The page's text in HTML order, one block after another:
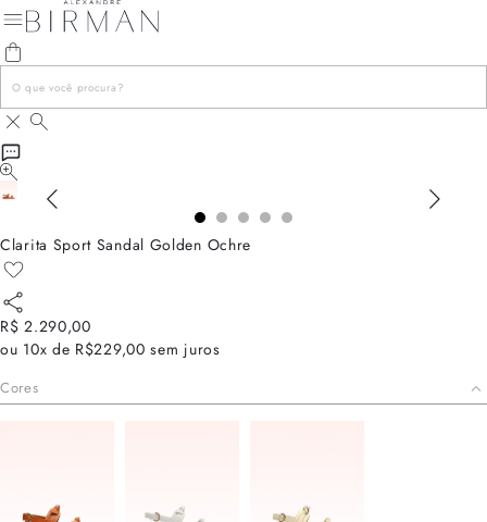
Clarita Sport Sandal Golden Ochre
R$ 2.290,00
ou 10x de R$229,00 sem juros
Cores